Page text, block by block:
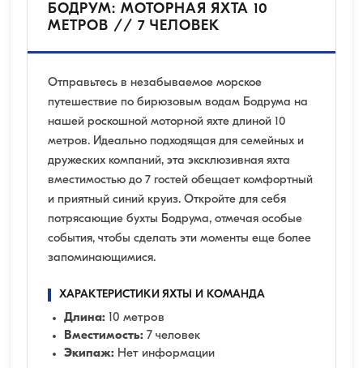
БОДРУМ: МОТОРНАЯ ЯХТА 10
МЕТРОВ // 7 ЧЕЛОВЕК
Отправьтесь в незабываемое морское
путешествие по бирюзовым водам Бодрума на
нашей роскошной моторной яхте длиной 10
метров. Идеально подходящая для семейных и
дружеских компаний, эта эксклюзивная яхта
вместимостью до 7 гостей обещает комфортный
и приятный синий круиз. Откройте для себя
потрясающие бухты Бодрума, отмечая особые
события, чтобы сделать эти моменты еще более
запоминающимися.
ХАРАКТЕРИСТИКИ ЯХТЫ И КОМАНДА
Длина: 10 метров
Вместимость: 7 человек
Экипаж: Нет информации